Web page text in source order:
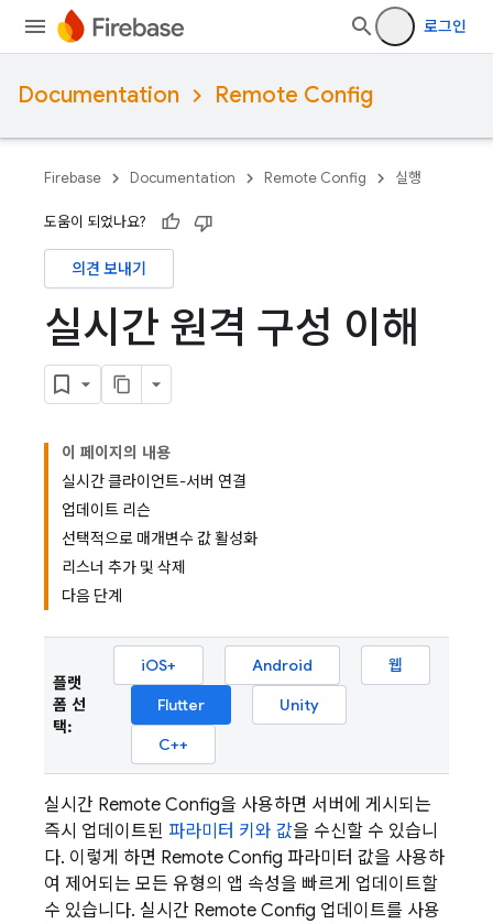
로그인
Documentation Remote Config
Firebase Documentation Remote Config 실행
도움이 되었나요?
의견 보내기
실시간 원격 구성 이해
이 페이지의 내용
실시간 클라이언트-서버 연결
업데이트 리슨
선택적으로 매개변수 값 활성화
리스너 추가 및 삭제
다음 단계
플랫
폼 선
택:
iOS+ Android
웹
Flutter
Unity
C++
실시간 Remote Config을 사용하면 서버에 게시되는
즉시 업데이트된 파라미터 키와 값을 수신할 수 있습니
다. 이렇게 하면 Remote Config 파라미터 값을 사용하
여 제어되는 모든 유형의 앱 속성을 빠르게 업데이트할
수 있습니다. 실시간 Remote Config 업데이트를 사용